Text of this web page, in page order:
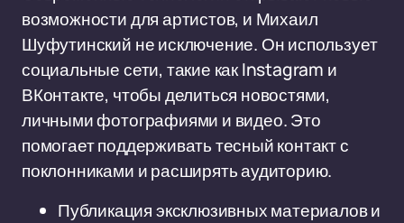
возможности для артистов, и Михаил
Шуфутинский не исключение. Он использует
социальные сети, такие как Instagram и
ВКонтакте, чтобы делиться новостями,
личными фотографиями и видео. Это
помогает поддерживать тесный контакт с
поклонниками и расширять аудиторию.
Публикация эксклюзивных материалов и